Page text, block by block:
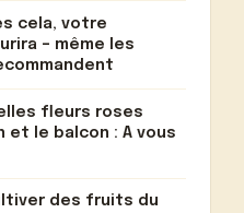
cela, votre
– même les
fleurs roses
et le balcon : A vous
des fruits du